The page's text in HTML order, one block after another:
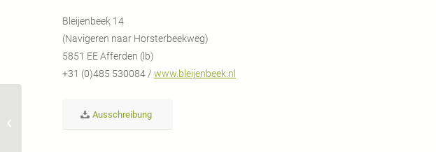
Bleijenbeek 14
(Navigeren naar Horsterbeekweg)
5851 EE Afferden (lb)
+31 (0)485 530084 / www.bleijenbeek.nl
Ausschreibung